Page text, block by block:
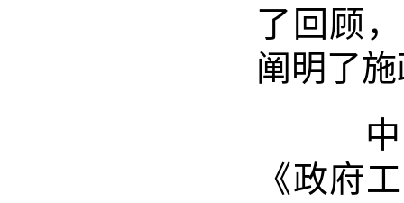
了回顾
阐明了
中共
《政府